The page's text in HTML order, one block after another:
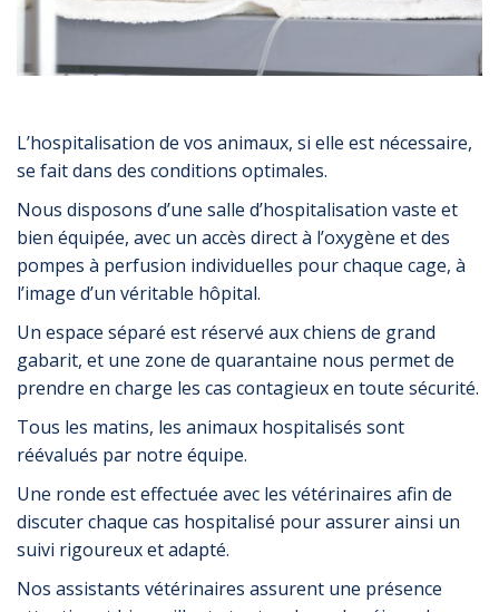
L’hospitalisation de vos animaux, si elle est nécessaire,
se fait dans des conditions optimales.
Nous disposons d’une salle d’hospitalisation vaste et
bien équipée, avec un accès direct à l’oxygène et des
pompes à perfusion individuelles pour chaque cage, à
l’image d’un véritable hôpital.
Un espace séparé est réservé aux chiens de grand
gabarit, et une zone de quarantaine nous permet de
prendre en charge les cas contagieux en toute sécurité.
Tous les matins, les animaux hospitalisés sont
réévalués par notre équipe.
Une ronde est effectuée avec les vétérinaires afin de
discuter chaque cas hospitalisé pour assurer ainsi un
suivi rigoureux et adapté.
Nos assistants vétérinaires assurent une présence